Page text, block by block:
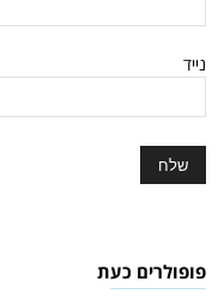
נייד
פופולרים כעת